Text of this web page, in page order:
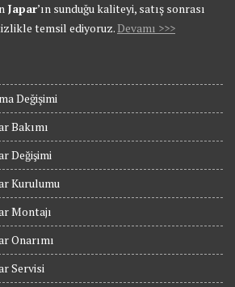
Japar’ın sunduğu kaliteyi, satış sonrası
temsil ediyoruz.Devamı >>>
Değişimi
Bakımı
Değişimi
Kurulumu
Montajı
Onarımı
Servisi